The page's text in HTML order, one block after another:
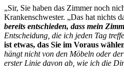
„Sir, Sie haben das Zimmer noch
Krankenschwester. „Das hat nichts
bereits entschieden, dass mein
Entscheidung, die ich jeden Tag
ist etwas, das Sie im Voraus
hängt nicht von den Möbeln oder
erster Linie davon ab, wie ich die